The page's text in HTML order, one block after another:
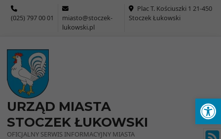
(025) 797 00 01
miasto@stoczek-
lukowski.pl
Plac T. Kościuszki 1 21-450
Stoczek Łukowski
URZĄD MIASTA
STOCZEK ŁUKOWSKI
OFICJALNY SERWIS INFORMACYJNY MIASTA